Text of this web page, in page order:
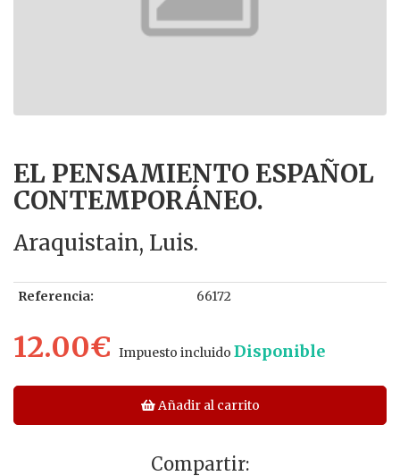
EL PENSAMIENTO ESPAÑOL
CONTEMPORÁNEO.
Araquistain, Luis.
Referencia: 66172
12.00€ Impuesto incluido Disponible
Añadir al carrito
Compartir: